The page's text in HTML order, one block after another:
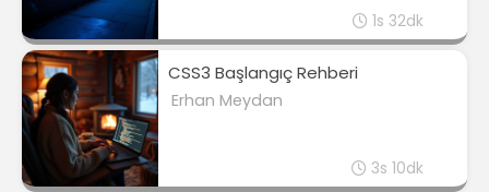
1s 32dk
CSS3 Başlangıç Rehberi
Erhan Meydan
3s 10dk